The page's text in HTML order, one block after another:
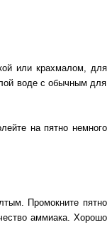
или крахмалом, для
воде с обычным для
на пятно немного
Промокните пятно
аммиака. Хорошо